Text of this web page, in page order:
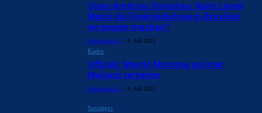
Copa-América-Vorschau: Kann Lionel
Messi die Finalniederlage in Brasilien
vergessen machen?
Barcelonitis11 - 4. Juli 2015
Kader
Offiziell: Martín Montoya an Inter
Mailand verliehen
Barcelonitis11 - 3. Juli 2015
Sonstiges